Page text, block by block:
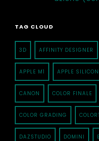
TAG CLOUD
3D AFFINITY DESIGNER
APPLE M1 APPLE SILICON
CANON COLOR FINALE
COLOR GRADING
DAZSTUDIO DOMINI